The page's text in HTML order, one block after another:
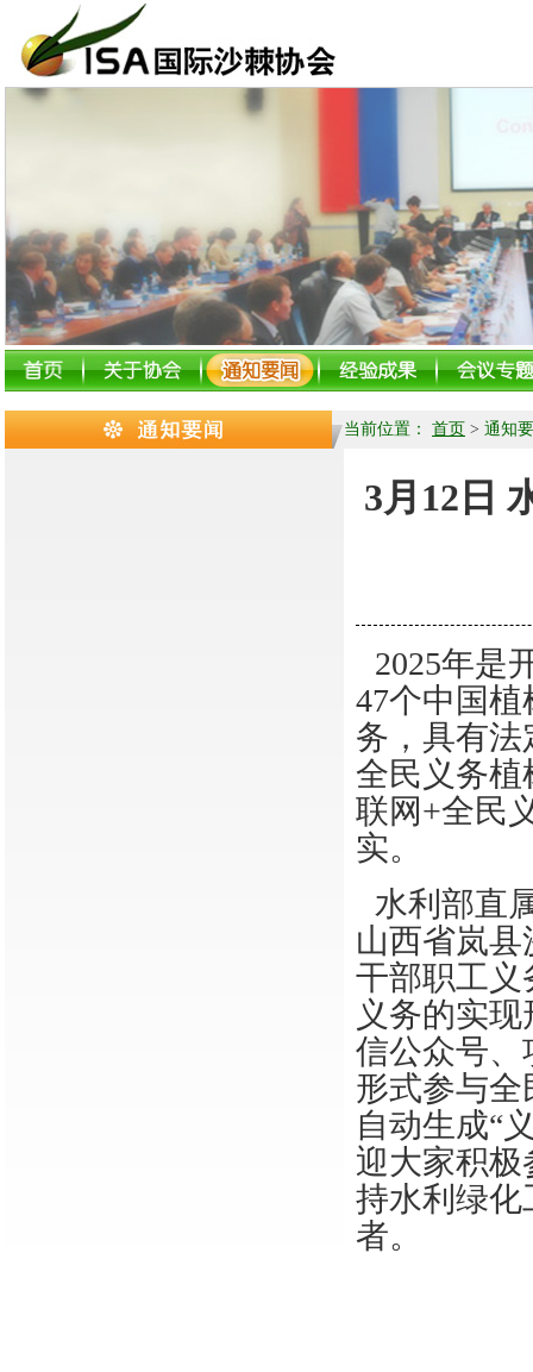
当前位置： 首页 > 通知
3月12日
2025年是
47个中国
务，具有
全民义务植
联网+全民
实。
水利部直
山西省岚
干部职工义
义务的实
信公众号、
形式参与
自动生成“
迎大家积极
持水利绿化
者。